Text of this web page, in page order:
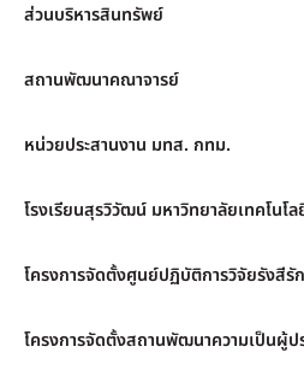
ส่วนบริหารสินทรัพย์
สถานพัฒนาคณาจารย์
หน่วยประสานงาน มทส. กทม.
โรงเรียนสุรวิวัฒน์ มหาวิทยาลัยเทคโนโล
โครงการจัดตั้งศูนย์ปฏิบัติการวิจัยรังสีรั
โครงการจัดตั้งสถานพัฒนาความเป็นผู้